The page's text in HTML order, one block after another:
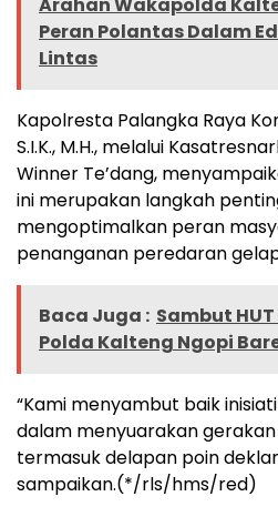
Arahan Wakapolda
Peran Polantas Dalam
Lintas
Kapolresta Palangka Raya
S.I.K., M.H., melalui
Winner Te’dang,
ini merupakan langkah
mengoptimalkan peran
penanganan peredaran
Baca Juga : Sambut
Polda Kalteng Ngopi
“Kami menyambut baik
dalam menyuarakan
termasuk delapan poin
sampaikan.(*/rls/hms/red)